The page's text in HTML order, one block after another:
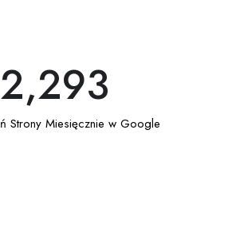
Strony Miesięcznie w Google
2,293